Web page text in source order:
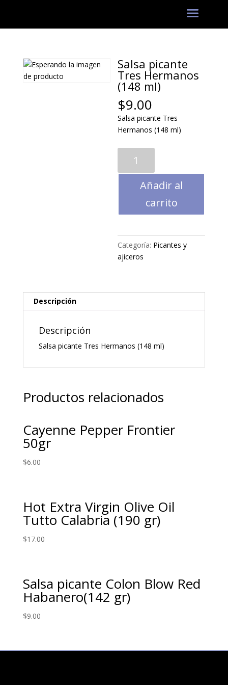
Salsa picante
Tres Hermanos
(148 ml)
$9.00
Salsa picante Tres
Hermanos (148 ml)
picante
Tres
Hermanos
ml)
Añadir al
carrito
Categoría: Picantes y
ajiceros
Descripción
Descripción
Salsa picante Tres Hermanos (148 ml)
Productos relacionados
Cayenne Pepper Frontier
50gr
$6.00
Hot Extra Virgin Olive Oil
Tutto Calabria (190 gr)
$17.00
Salsa picante Colon Blow Red
Habanero(142 gr)
$9.00